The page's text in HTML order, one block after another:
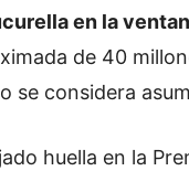
en la
de 40
se considera
huella en la